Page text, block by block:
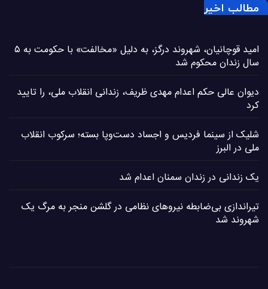
مطالب اخیر
امید قوچانیان، شهروند درگز، به دلیل «مخالفت» با حکومت به ۵
سال زندان محکوم شد
دیوان عالی حکم اعدام مهدی ظریف، زندانی انقلاب ملی، را تایید
کرد
شلیک از سینما فردیس و اجساد دست‌وپا بسته؛ سرکوب انقلاب
ملی در البرز
یک زندانی در زندان سمنان اعدام شد
تیراندازی بی‌ضابطه نیروهای نظامی در گلشن منجر به مرگ یک
شهروند شد